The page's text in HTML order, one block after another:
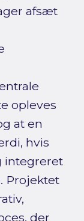
afsæt
opleves
at en
hvis
integreret
Projektet
der